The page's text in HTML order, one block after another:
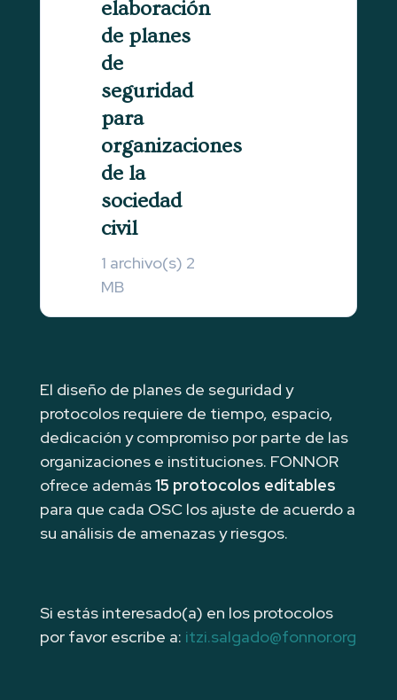
elaboración
de planes
de
seguridad
para
organizaciones
de la
sociedad
civil
1 archivo(s) 2
MB
El diseño de planes de seguridad y
protocolos requiere de tiempo, espacio,
dedicación y compromiso por parte de las
organizaciones e instituciones. FONNOR
ofrece además15 protocolos editables
para que cada OSC los ajuste de acuerdo a
su análisis de amenazas y riesgos.
Si estás interesado(a) en los protocolos
por favor escribe a: itzi.salgado@fonnor.org